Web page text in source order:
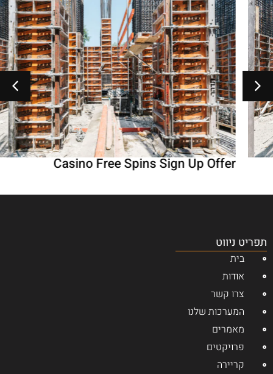
Casino Free Spins Sign Up Offer
תפריט ניווט
בית
אודות
צרו קשר
המערכות שלנו
מאמרים
פרויקטים
קריירה